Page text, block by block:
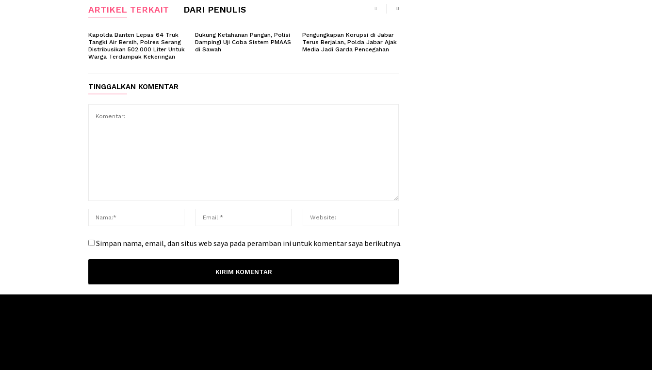
ARTIKEL TERKAIT DARI PENULIS
Kapolda Banten Lepas 64 Truk
Tangki Air Bersih, Polres Serang
Distribusikan 502.000 Liter Untuk
Warga Terdampak Kekeringan
Dukung Ketahanan Pangan, Polisi
Dampingi Uji Coba Sistem PMAAS
di Sawah
Pengungkapan Korupsi di Jabar
Terus Berjalan, Polda Jabar Ajak
Media Jadi Garda Pencegahan
TINGGALKAN KOMENTAR
Simpan nama, email, dan situs web saya pada peramban ini untuk komentar saya berikutnya.